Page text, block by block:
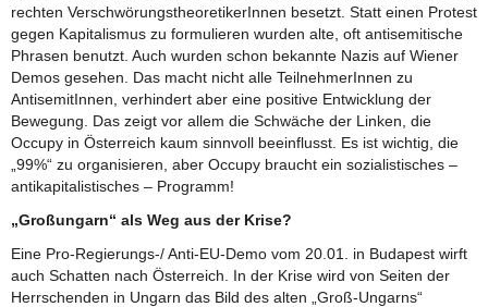
rechten VerschwörungstheoretikerInnen besetzt. Statt einen Protest
gegen Kapitalismus zu formulieren wurden alte, oft antisemitische
Phrasen benutzt. Auch wurden schon bekannte Nazis auf Wiener
Demos gesehen. Das macht nicht alle TeilnehmerInnen zu
AntisemitInnen, verhindert aber eine positive Entwicklung der
Bewegung. Das zeigt vor allem die Schwäche der Linken, die
Occupy in Österreich kaum sinnvoll beeinflusst. Es ist wichtig, die
„99%“ zu organisieren, aber Occupy braucht ein sozialistisches –
antikapitalistisches – Programm!
„Großungarn“ als Weg aus der Krise?
Eine Pro-Regierungs-/ Anti-EU-Demo vom 20.01. in Budapest wirft
auch Schatten nach Österreich. In der Krise wird von Seiten der
Herrschenden in Ungarn das Bild des alten „Groß-Ungarns“